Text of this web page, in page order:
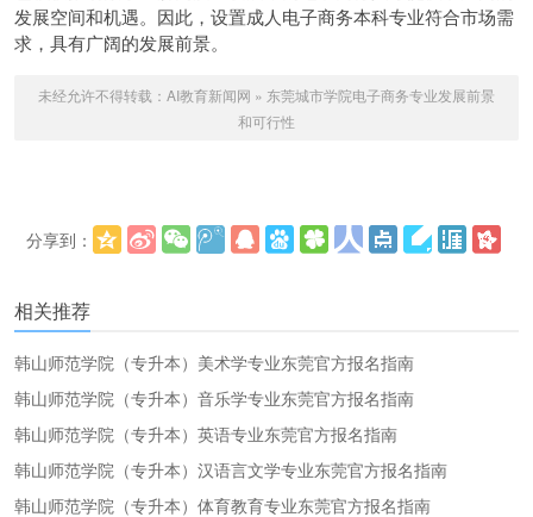
发展空间和机遇。因此，设置成人电子商务本科专业符合市场需
求，具有广阔的发展前景。
未经允许不得转载： AI教育新闻网 » 东莞城市学院电子商务专业发展前景
和可行性
分享到：
相关推荐
韩山师范学院（专升本）美术学专业东莞官方报名指南
韩山师范学院（专升本）音乐学专业东莞官方报名指南
韩山师范学院（专升本）英语专业东莞官方报名指南
韩山师范学院（专升本）汉语言文学专业东莞官方报名指南
韩山师范学院（专升本）体育教育专业东莞官方报名指南